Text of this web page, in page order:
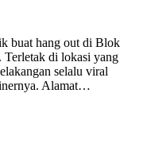
buat hang out di Blok
di lokasi yang
selalu viral
Alamat…